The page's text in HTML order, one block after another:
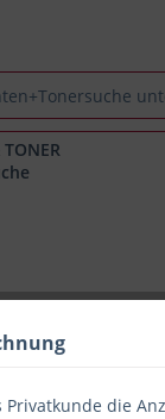
Privatkunde die